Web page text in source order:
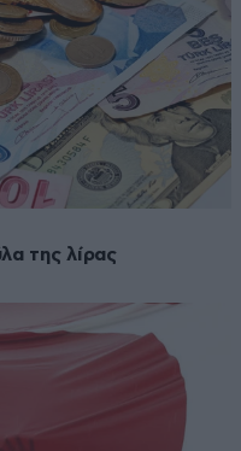
της λίρας